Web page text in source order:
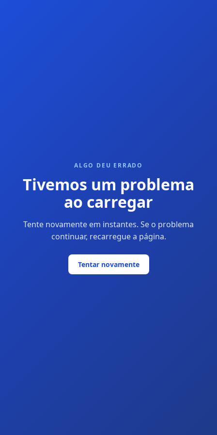
ALGO DEU ERRADO
Tivemos um problema
ao carregar
Tente novamente em instantes. Se o problema
continuar, recarregue a página.
Tentar novamente